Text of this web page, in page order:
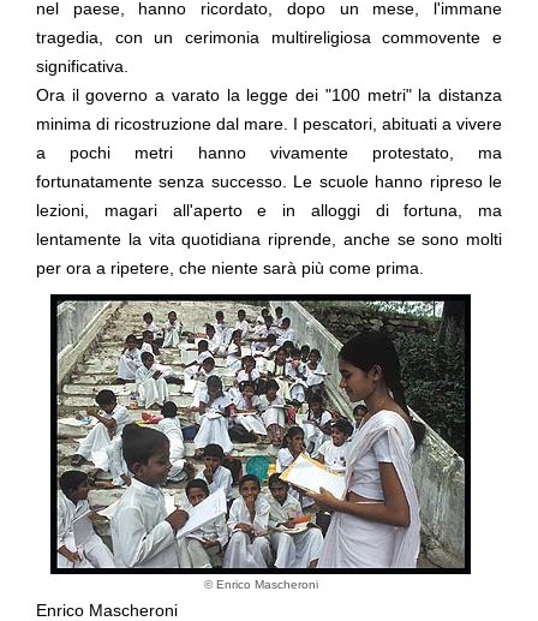
nel paese, hanno ricordato, dopo un mese, l'immane
tragedia, con un cerimonia multireligiosa commovente e
significativa.
Ora il governo a varato la legge dei "100 metri"la distanza
minima di ricostruzione dal mare. I pescatori, abituati a vivere
a pochi metri hanno vivamente protestato, ma
fortunatamente senza successo. Le scuole hanno ripreso le
lezioni, magari all'aperto e in alloggi di fortuna, ma
lentamente la vita quotidiana riprende, anche se sono molti
per ora a ripetere, che niente sarà più come prima
© Enrico Mascheroni
Enrico Mascheroni